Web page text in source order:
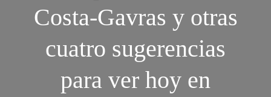
Costa-Gavras y otras
cuatro sugerencias
para ver hoy en